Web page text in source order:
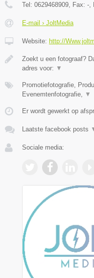
Tel: 0629468909 , Fax: -
E-mail › JoltMedia
Website: http://
Zoekt u een fotograaf?
adres voor: ▼
Promotiefotografie,
Evenemtenfotografie,
▼
Er wordt gewerkt op
Laatste facebook posts
Sociale media: